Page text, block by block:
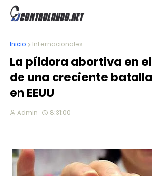
Inicio Internacionales
La píldora abortiva en
de una creciente
en EEUU
Admin 8:31:00